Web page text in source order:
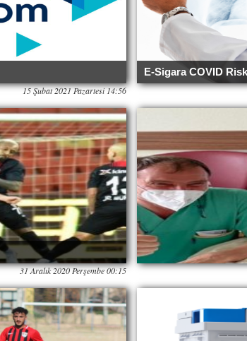
15 Şubat 2021 Pazartesi 14:56
E-Sigara COVID
31 Aralık 2020 Perşembe 00:15